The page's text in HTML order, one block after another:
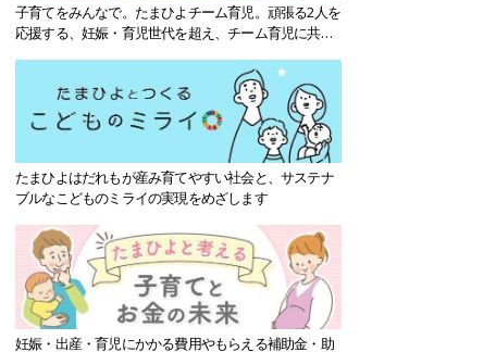
子育てをみんなで。たまひよチーム育児。頑張る2人を
応援する、妊娠・育児世代を超え、チーム育児に共感
たまひよはだれもが産み育てやすい社会と、サステナ
ブルなこどものミライの実現をめざします
妊娠・出産・育児にかかる費用やもらえる補助金・助